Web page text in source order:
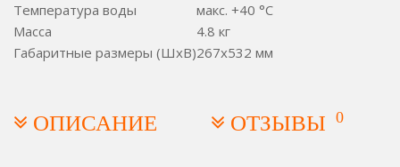
Температура воды
макс. +40 °C
Масса
4.8 кг
Габаритные размеры (ШxВ)267x532 мм
ОПИСАНИЕ ОТЗЫВЫ 0